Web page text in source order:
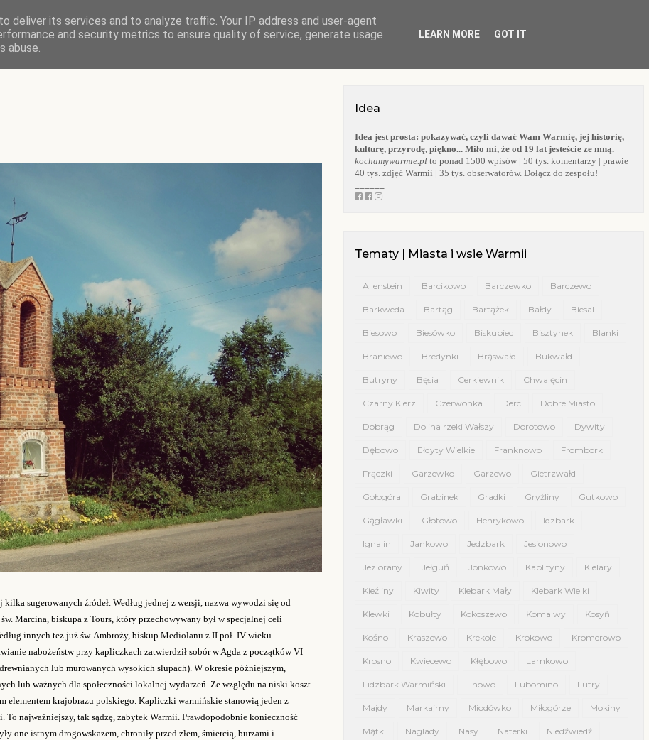
O BLOGU WARMIA KOŚCIOŁY WARMII
sugerowanych źródeł. Według jednej z wersji, nazwa wywodzi się od
Marcina, biskupa z Tours, który przechowywany był w specjalnej celi
innych tez już św. Ambroży, biskup Mediolanu z II poł. IV wieku
nabożeństw przy kapliczkach zatwierdził sobór w Agda z początków VI
lub murowanych wysokich słupach). W okresie późniejszym,
lub ważnych dla społeczności lokalnej wydarzeń. Ze względu na niski koszt
elementem krajobrazu polskiego. Kapliczki warmińskie stanowią jeden z
najważniejszy, tak sądzę, zabytek Warmii. Prawdopodobnie konieczność
one istnym drogowskazem, chroniły przed złem, śmiercią, burzami i
Idea
Idea jest prosta: pokazywać, czyli dawać Wam Warmię, jej historię,
kulturę, przyrodę, piękno... Miło mi, że od 19 lat jesteście ze mną.
kochamywarmie.plto ponad 1500 wpisów | 50 tys. komentarzy | prawie
40 tys. zdjęć Warmii | 35 tys. obserwatorów. Dołącz do zespołu!
Tematy | Miasta i wsie Warmii
Allenstein Barcikowo Barczewko Barczewo
Barkweda Bartąg Bartążek Bałdy Biesal
Biesowo Biesówko Biskupiec Bisztynek Blanki
Braniewo Bredynki Brąswałd Bukwałd
Butryny Bęsia Cerkiewnik Chwalęcin
Czarny Kierz Czerwonka Derc Dobre Miasto
Dobrąg Dolina rzeki Wałszy Dorotowo Dywity
Dębowo Ełdyty Wielkie Franknowo Frombork
Frączki Garzewko Garzewo Gietrzwałd
Gołogóra Grabinek Gradki Gryźliny Gutkowo
Gągławki Głotowo Henrykowo Idzbark
Ignalin Jankowo Jedzbark Jesionowo
Jeziorany Jełguń Jonkowo Kaplityny Kielary
Kieźliny Kiwity Klebark Mały Klebark Wielki
Klewki Kobułty Kokoszewo Komalwy Kosyń
Kośno Kraszewo Krekole Krokowo Kromerowo
Krosno Kwiecewo Kłębowo Lamkowo
Lidzbark Warmiński Linowo Lubomino Lutry
Majdy Markajmy Miodówko Miłogórze Mokiny
Mątki Naglady Nasy Naterki Niedźwiedź
deliver its services and to analyze traffic. Your IP address and user-agent
and security metrics to ensure quality of service, generate usage
abuse.
LEARN MORE GOT IT